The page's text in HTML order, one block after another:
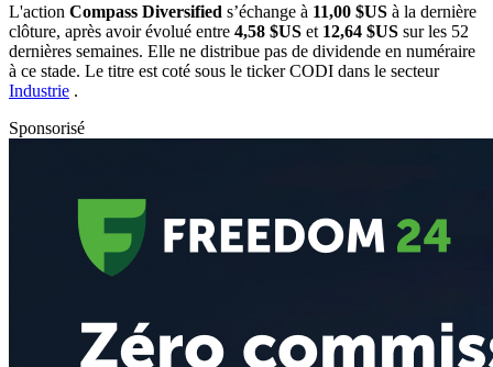
L'action Compass Diversified s’échange à 11,00 $US à la dernière
clôture, après avoir évolué entre 4,58 $US et 12,64 $US sur les 52
dernières semaines. Elle ne distribue pas de dividende en numéraire
à ce stade. Le titre est coté sous le tickerCODI dans le secteur
Industrie .
Sponsorisé